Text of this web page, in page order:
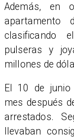
Además, en
apartamento
clasificando
pulseras y
millones de
El 10 de junio
mes después
arrestados.
llevaban